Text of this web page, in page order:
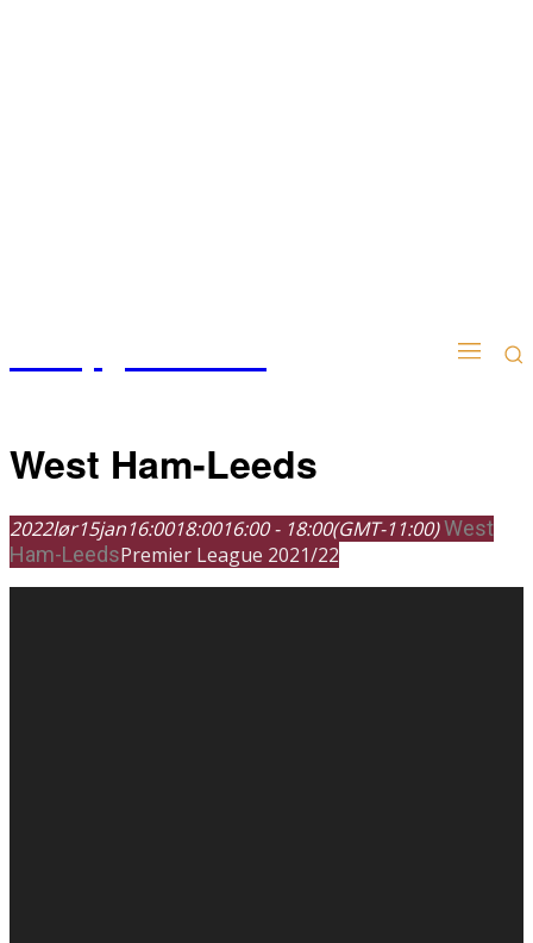
West Ham-Leeds
2022lør15jan16:0018:0016:00 - 18:00(GMT-11:00)West
Ham-LeedsPremier League 2021/22